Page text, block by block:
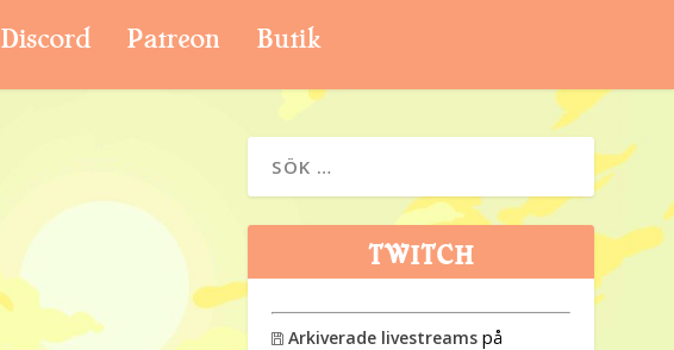
Discord Patreon Butik
TWITCH
 Arkiverade livestreams på